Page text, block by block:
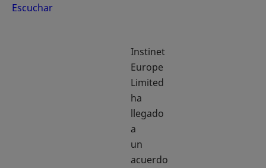
Escuchar
Instinet
Europe
Limited
ha
llegado
a
un
acuerdo